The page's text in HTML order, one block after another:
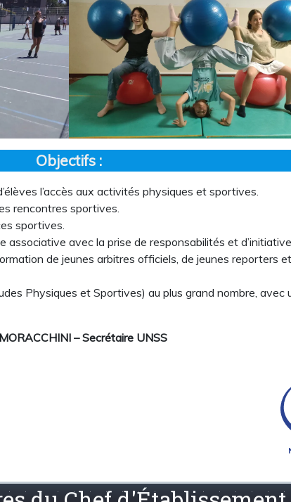
Objectifs :
l’accès aux activités physiques et sportives.
rencontres sportives.
sportives.
associative avec la prise de responsabilités et
de jeunes arbitres officiels, de jeunes reporters
Physiques et Sportives) au plus grand nombre, avec
– Secrétaire UNSS